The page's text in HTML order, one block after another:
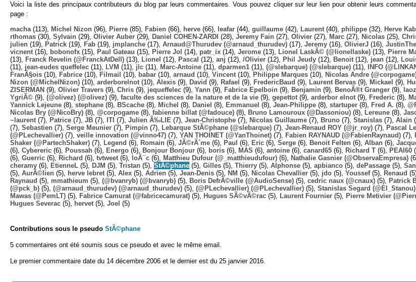
Voici la liste des principaux contributeurs du blog par leurs commentaires. Vous pouvez cliquer sur leur lien pour obtenir leurs
page :
macha (113), Michel Nizon (96), Pierre (85), Fabien (66), herve (66), leafar (44), guillaume (42), Laurent (40), philippe (32), Herve
rthomas (30), Sylvain (29), Olivier Auber (29), Daniel COHEN-ZARDI (28), Jeremy Fain (27), Olivier (27), Marc (27), Nicolas (25),
julien (19), Patrick (19), Fab (19), jmplanche (17), Arnaud@Thurudev (@arnaud_thurudev) (17), Jeremy (16), OlivierJ (16),
vicnent (16), bobonofx (15), Paul Gateau (15), Pierre Jol (14), patr_ix (14), Jerome (13), Lionel LaskÃ© (@lionellaske) (13),
Pierre
(13),
Franck Revelin (@FranckAtDell) (13), Lionel (12), Pascal (12), anj (12), /Olivier (12), Phil Jeudy (12), Benoit (12), jean (12),
(11), jean-eudes queffelec (11), LVM (11), jlc (11), Marc-Antoine (11), dparmen1 (11), (@slebarque) (@slebarque) (11), INFO
FranÃ§ois (10), Fabrice (10), Filmail (10), babar (10), arnaud (10), Vincent (10), Philippe Marques (10), Nicolas Andre
Nizon (@MichelNizon) (10), arderborelnot (10), Alexis (9), David (9), Rafael (9), FredericBaud (9), Laurent Bervas (9), Mickael (9),
ZISERMAN (9), Olivier Travers (9), Chris (9), jequeffelec (9), Yann (9), Fabrice Epelboin (9), Benjamin (9), BenoÃ®t Granger (9),
YgriÃ© (9), (@olivez) (@olivez) (9), faculte des sciences de la nature et de la vie (9), gepettot (9), arderbor elnot (9), Frederic (8),
Yannick Lejeune (8), stephane (8), BScache (8), Michel (8), Daniel (8), Emmanuel (8), Jean-Philippe (8), startuper (8), Fred A. (8),
Nicolas Bry (@NicoBry) (8), @corpogame (8), fabienne billat (@fadouce) (8), Bruno Lamouroux (@Dassoniou) (8), Lereune (8),
~laurent (7), Patrice (7), JB (7), ITI (7), Julien Ã‰LIE (7), Jean-Christophe (7), Nicolas Guillaume (7), Bruno (7), Stanislas (7), Alain
(7), Sebastien (7), Serge Meunier (7), Pimpin (7), Lebarque StÃ©phane (@slebarque) (7), Jean-Renaud ROY (@jr_roy) (7),
Pascal
(@PLechevallier) (7), veille innovation (@vinno47) (7), YAN THOINET (@YanThoinet) (7), Fabien RAYNAUD (@FabienRaynaud) (7),
Shaker (@PartechShaker) (7), Legend (6), Romain (6), JÃ©rÃ´me (6), Paul (6), Eric (6), Serge (6), Benoit Felten (6), Alban (6),
(6), Cybereric (6), Poussah (6), Energo (6), Bonjour Bonjour (6), boris (6), MAS (6), antoine (6), canard65 (6), Richard T (6), PEAI60
(6), Guerric (6), Richard (6), tvtweet (6), loÃ¯c (6), Matthieu Dufour (@_matthieudufour) (6), Nathalie Gasnier (@ObservaEmpresa)
cheramy (6), EtienneL (5), DJM (5), Tristan (5), StÃ©phane (5), Gilles (5), Thierry (5), Alphonse (5), apbianco (5), dePassage (5),
(5), AurÃ©lien (5), herve lebret (5), Alex (5), Adrien (5), Jean-Denis (5), NM (5), Nicolas Chevallier (5), jdo (5), Youssef(5), Renaud
Raynaud (5), mmathieum (5), (@bvanryb) (@bvanryb) (5), Boris DefrÃ©ville (@AudioSense) (5), cedric naux (@cnaux) (5),
Patrick
(@pck_b) (5), (@arnaud_thurudev) (@arnaud_thurudev) (5), (@PLechevallier) (@PLechevallier) (5), Stanislas Segard (@El_Stanou)
Mawas (@PemLT) (5), Fabrice Camurat (@fabricecamurat) (5), Hugues SÃ©vÃ©rac (5), Laurent Fournier (5), Pierre Metivier
Hugues Severac (5), hervet (5), Joel (5)
Contributions sous le pseudo StÃ©phane
5 commentaires ont été soumis sous ce pseudo et avec le même email.
Le premier commentaire date du 14 décembre 2006 et le dernier est du 25 janvier 2016.